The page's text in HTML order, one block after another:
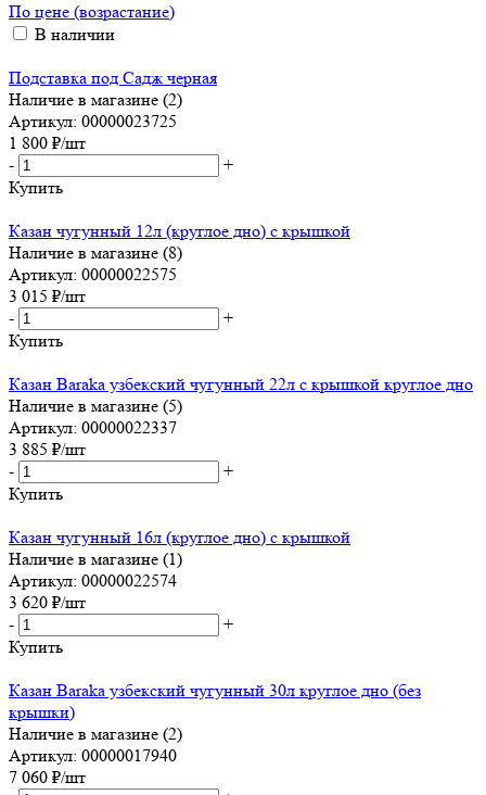
По цене (возрастание)
В наличии
Подставка под Садж черная
Наличие в магазине (2)
Артикул: 00000023725
1 800 ₽/шт
-
+
Купить
Казан чугунный 12л (круглое дно) с крышкой
Наличие в магазине (8)
Артикул: 00000022575
3 015 ₽/шт
-
+
Купить
Казан Baraka узбекский чугунный 22л с крышкой круглое дно
Наличие в магазине (5)
Артикул: 00000022337
3 885 ₽/шт
-
+
Купить
Казан чугунный 16л (круглое дно) с крышкой
Наличие в магазине (1)
Артикул: 00000022574
3 620 ₽/шт
-
+
Купить
Казан Baraka узбекский чугунный 30л круглое дно (без
крышки)
Наличие в магазине (2)
Артикул: 00000017940
7 060 ₽/шт